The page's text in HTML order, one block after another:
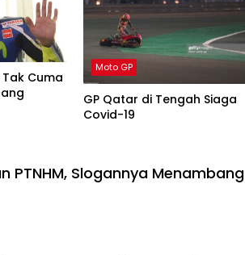
Cuma
Moto GP
GP Qatar di Tengah Siaga
Covid-19
PTNHM, Slogannya Menambang